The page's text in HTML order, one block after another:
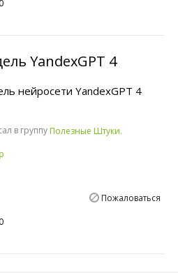
0
YandexGPT 4
нейросети YandexGPT 4
в группу Полезные Штуки.
Пожаловаться
0